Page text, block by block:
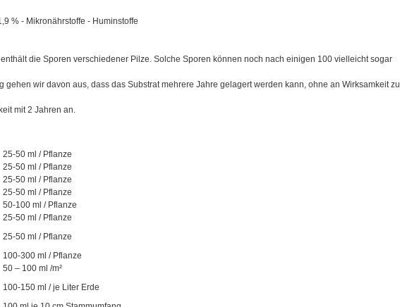
% - Mikronährstoffe - Huminstoffe
die Sporen verschiedener Pilze. Solche Sporen können noch nach einigen 100 vielleicht sogar
gehen wir davon aus, dass das Substrat mehrere Jahre gelagert werden kann, ohne an Wirksamkeit zu
mit 2 Jahren an.
25-50 ml / Pflanze
25-50 ml / Pflanze
25-50 ml / Pflanze
25-50 ml / Pflanze
50-100 ml / Pflanze
25-50 ml / Pflanze
25-50 ml / Pflanze
100-300 ml / Pflanze
50 – 100 ml /m²
100-150 ml / je Liter Erde